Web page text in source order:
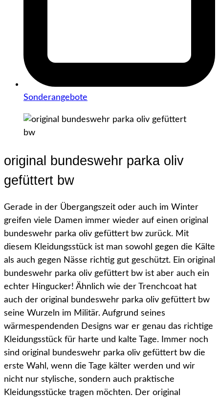
Sonderangebote
original bundeswehr parka oliv
gefüttert bw
Gerade in der Übergangszeit oder auch im Winter
greifen viele Damen immer wieder auf einen original
bundeswehr parka oliv gefüttert bw zurück. Mit
diesem Kleidungsstück ist man sowohl gegen die Kälte
als auch gegen Nässe richtig gut geschützt. Ein original
bundeswehr parka oliv gefüttert bw ist aber auch ein
echter Hingucker! Ähnlich wie der Trenchcoat hat
auch der original bundeswehr parka oliv gefüttert bw
seine Wurzeln im Militär. Aufgrund seines
wärmespendenden Designs war er genau das richtige
Kleidungsstück für harte und kalte Tage. Immer noch
sind original bundeswehr parka oliv gefüttert bw die
erste Wahl, wenn die Tage kälter werden und wir
nicht nur stylische, sondern auch praktische
Kleidungsstücke tragen möchten. Der original